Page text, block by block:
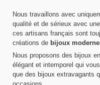
Nous travaillons avec
qualité et de sérieux avec une
ces artisans français sont
créations de bijoux
Nous proposons des bijoux en
élégant et intemporel qui
que des bijoux extravagants